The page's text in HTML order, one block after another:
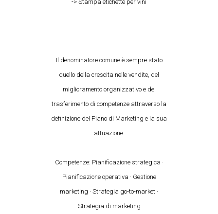
-> Stampa etichette per vini
Il denominatore comune è sempre stato
quello della crescita nelle vendite, del
miglioramento organizzativo e del
trasferimento di competenze attraverso la
definizione del Piano di Marketing e la sua
attuazione.
Competenze: Pianificazione strategica ·
Pianificazione operativa · Gestione
marketing · Strategia go-to-market ·
Strategia di marketing